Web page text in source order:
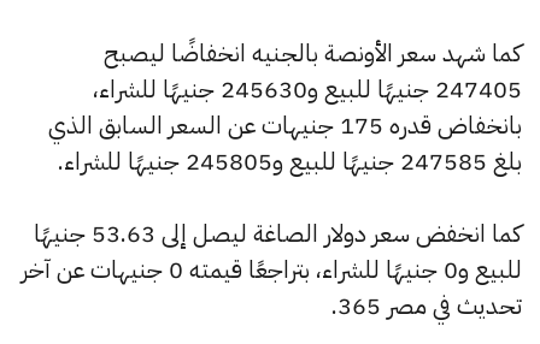
كما شهد سعر الأونصة بالجنيه انخفاضًا ليصبح
247405 جنيهًا للبيع و245630 جنيهًا للشراء،
بانخفاض قدره 175 جنيهات عن السعر السابق الذي
بلغ 247585 جنيهًا للبيع و245805 جنيهًا للشراء.
كما انخفض سعر دولار الصاغة ليصل إلى 53.63 جنيهًا
للبيع و0 جنيهًا للشراء، بتراجعًا قيمته 0 جنيهات عن آخر
تحديث في مصر 365.